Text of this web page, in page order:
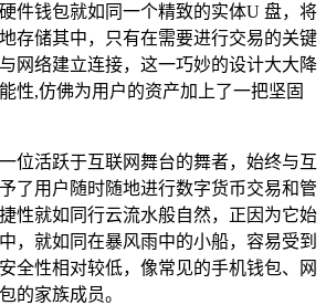
件钱包就如同一个精致的实体U 盘，将
存储其中，只有在需要进行交易的关键
网络建立连接，这一巧妙的设计大大降
性,仿佛为用户的资产加上了一把坚固
位活跃于互联网舞台的舞者，始终与互
了用户随时随地进行数字货币交易和管
性就如同行云流水般自然，正因为它始
，就如同在暴风雨中的小船，容易受到
全性相对较低，像常见的手机钱包、网
的家族成员。